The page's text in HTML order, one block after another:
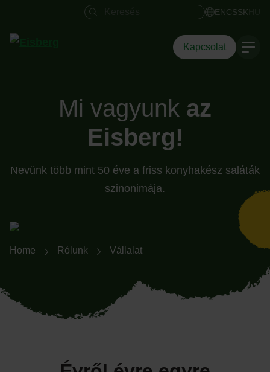
Keresés mező ENCSSK
Kapcsolat
Mi vagyunk az
Eisberg!
Nevünk több mint 50 éve a friss konyhakész saláták
szinonimája.
Breadcrumb-Navigation
Home Rólunk Vállalat